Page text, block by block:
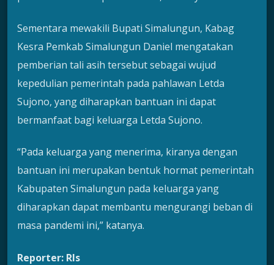
Sementara mewakili Bupati Simalungun, Kabag
Kesra Pemkab Simalungun Daniel mengatakan
pemberian tali asih tersebut sebagai wujud
kepedulian pemerintah pada pahlawan Letda
Sujono, yang diharapkan bantuan ini dapat
bermanfaat bagi keluarga Letda Sujono.
“Pada keluarga yang menerima, kiranya dengan
bantuan ini merupakan bentuk hormat pemerintah
Kabupaten Simalungun pada keluarga yang
diharapkan dapat membantu mengurangi beban di
masa pandemi ini,” katanya.
Reporter: Rls